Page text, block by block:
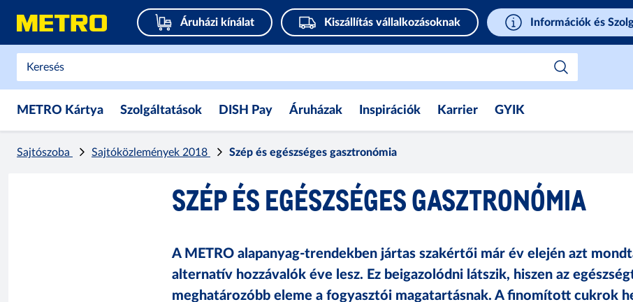
Áruházi kínálat Kiszállítás vállalkozásoknak Információk és
METRO Kártya Szolgáltatások DISH Pay Áruházak Inspirációk Karrier GYIK
Sajtószoba Sajtóközlemények 2018 Szép és egészséges gasztronómia
SZÉP ÉS EGÉSZSÉGES GASZTRONÓMIA
A METRO alapanyag-trendekben jártas szakértői már év elején azt
alternatív hozzávalók éve lesz. Ez beigazolódni látszik, hiszen az
meghatározóbb eleme a fogyasztói magatartásnak. A finomított cukrok